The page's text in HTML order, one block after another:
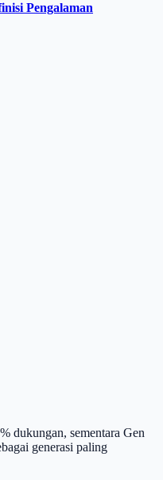
Pengalaman
dukungan, sementara Gen
generasi paling